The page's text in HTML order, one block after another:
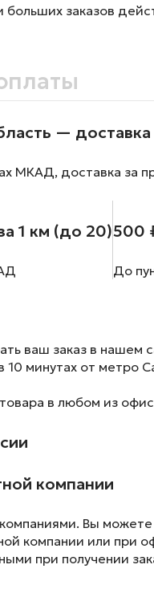
больших заказов
—
МКАД, доставка
1 км (до 20)500
До
ваш заказ в нашем
10 минутах от
в любом из
компании
Вы можете
компании или при
при получении